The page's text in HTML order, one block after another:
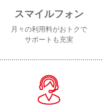
スマイルフォン
月々の利用料がおトクで
サポートも充実